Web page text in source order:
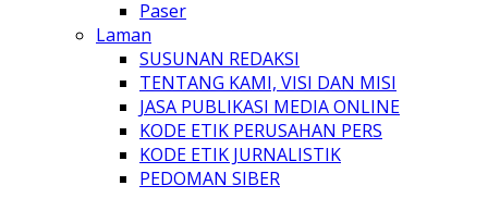
Paser
Laman
SUSUNAN REDAKSI
TENTANG KAMI, VISI DAN MISI
JASA PUBLIKASI MEDIA ONLINE
KODE ETIK PERUSAHAN PERS
KODE ETIK JURNALISTIK
PEDOMAN SIBER